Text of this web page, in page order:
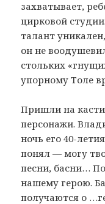
захватывает,
цирковой
талант
он не
стольких
упорному Толе
Пришли на
персонажи.
ночь его 40-
понял — могу
песни, басни…
нашему герою.
получаются о